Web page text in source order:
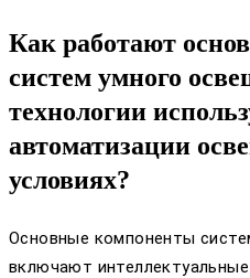
Как работают
систем умного
технологии
автоматизации
условиях?
Основные компоненты
включают